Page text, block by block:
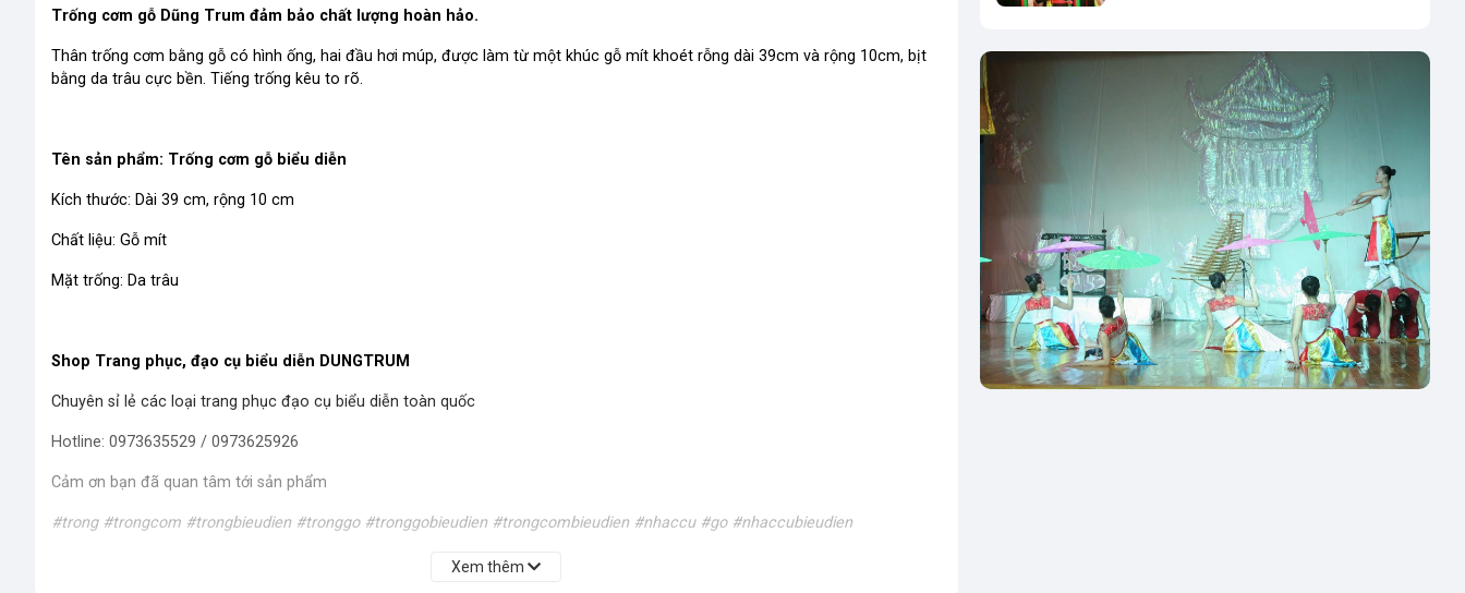
Trống cơm gỗ Dũng Trum đảm bảo chất lượng hoàn hảo.
Thân trống cơm bằng gỗ có hình ống, hai đầu hơi múp, được làm từ một khúc gỗ mít khoét rỗng dài 39cm và rộng 10cm, bịt
bằng da trâu cực bền. Tiếng trống kêu to rõ.
Tên sản phẩm: Trống cơm gỗ biểu diễn
Kích thước: Dài 39 cm, rộng 10 cm
Chất liệu: Gỗ mít
Mặt trống: Da trâu
Shop Trang phục, đạo cụ biểu diễn DUNGTRUM
Chuyên sỉ lẻ các loại trang phục đạo cụ biểu diễn toàn quốc
Hotline: 0973635529 / 0973625926
Cảm ơn bạn đã quan tâm tới sản phẩm
#trong #trongcom #trongbieudien #tronggo #tronggobieudien #trongcombieudien #nhaccu #go #nhaccubieudien
Xem thêm